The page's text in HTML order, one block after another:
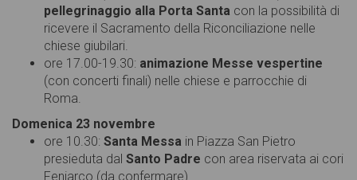
pellegrinaggio alla Porta Santa con la possibilità di
ricevere il Sacramento della Riconciliazione nelle
chiese giubilari.
ore 17.00-19.30: animazione Messe vespertine
(con concerti finali) nelle chiese e parrocchie di
Roma.
Domenica 23 novembre
ore 10.30: Santa Messa in Piazza San Pietro
presieduta dal Santo Padre con area riservata ai cori
Feniarco (da confermare)